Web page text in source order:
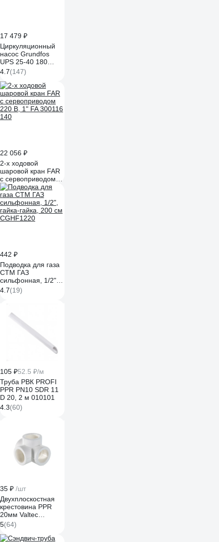
17 479 ₽
Циркуляционный
насос Grundfos
UPS 25-40 180
98367575
4.7(147)
22 056 ₽
2-х ходовой
шаровой кран FAR
с сервоприводом
220 В, 1" FA 300116
140
442 ₽
Подводка для газа
СТМ ГАЗ
сильфонная, 1/2",
гайка-гайка, 200 см
CGHF1220
4.7(19)
105 ₽52.5 ₽/м
Труба РВК PROFI
PPR PN10 SDR 11
D 20, 2 м 010101
4.3(60)
35 ₽ /шт
Двухплоскостная
крестовина PPR
20мм Valtec
VTp.778.0.020
5(64)